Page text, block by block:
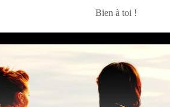
Bien à toi !